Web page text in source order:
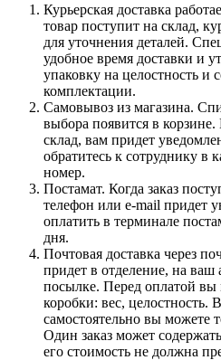
Курьерская доставка
товар поступит на склад,
для уточнения деталей.
удобное время доставки и
упаковку на целостность и
комплектации.
Самовывоз из магазина.
выбора появится в корзине.
склад, вам придет
обратитесь к сотруднику в
номер.
Постамат. Когда заказ
телефон или e-mail придет
оплатить в терминале
дня.
Почтовая доставка через
придет в отделение, на ваш
посылке. Перед оплатой вы
коробки: вес, целостность.
самостоятельно вы можете
Один заказ может
его стоимость не должна